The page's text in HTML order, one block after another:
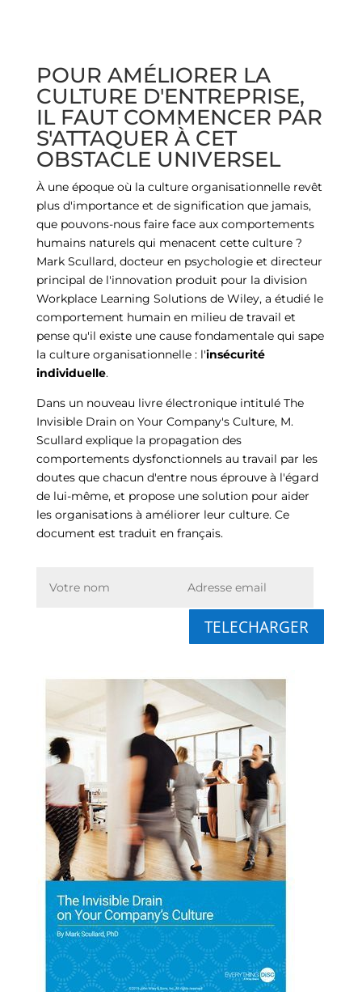
POUR AMÉLIORER LA
CULTURE D'ENTREPRISE,
IL FAUT COMMENCER PAR
S'ATTAQUER À CET
OBSTACLE UNIVERSEL
À une époque où la culture organisationnelle revêt
plus d'importance et de signification que jamais,
que pouvons-nous faire face aux comportements
humains naturels qui menacent cette culture ?
Mark Scullard, docteur en psychologie et directeur
principal de l'innovation produit pour la division
Workplace Learning Solutions de Wiley, a étudié le
comportement humain en milieu de travail et
pense qu'il existe une cause fondamentale qui sape
la culture organisationnelle : l'insécurité
individuelle.
Dans un nouveau livre électronique intitulé The
Invisible Drain on Your Company's Culture, M.
Scullard explique la propagation des
comportements dysfonctionnels au travail par les
doutes que chacun d'entre nous éprouve à l'égard
de lui-même, et propose une solution pour aider
les organisations à améliorer leur culture. Ce
document est traduit en français.
TELECHARGER